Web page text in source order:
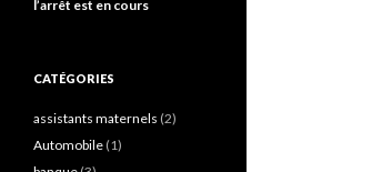
l’arrêt est en cours
CATÉGORIES
assistants maternels (2)
Automobile (1)